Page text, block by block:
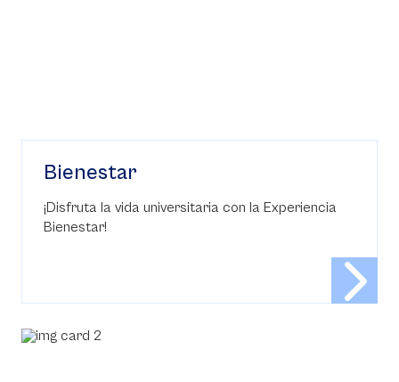
Bienestar
¡Disfruta la vida universitaria con la Experiencia
Bienestar!